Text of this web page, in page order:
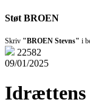
Støt BROEN
Skriv "BROEN Stevns" i
22582
09/01/2025
Idrættens